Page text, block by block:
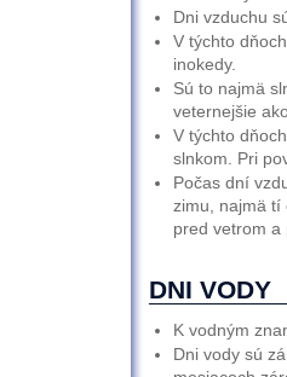
Dni vzduchu
V týchto
inokedy.
Sú to najmä
veternejšie
V týchto
slnkom. Pri
Počas dní
zimu, najmä tí
pred vetrom a
DNI VODY
K vodným
Dni vody sú